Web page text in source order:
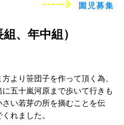
園児募集
、年中組）
より笹団子を作って頂く為、
五十嵐河原まで歩いて行きも
い若芽の所を摘むことを伝
れました。